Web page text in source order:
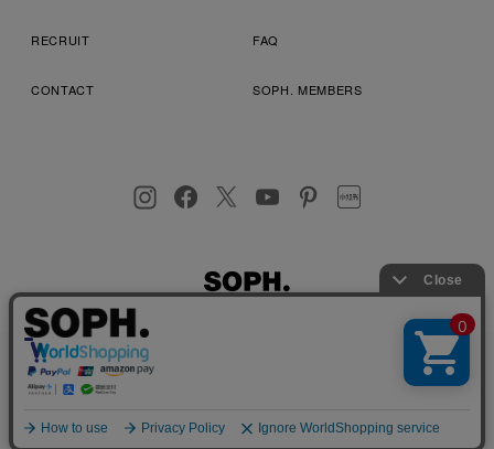
RECRUIT FAQ
CONTACT SOPH. MEMBERS
プライバシーポリシー
店舗受取サービス
お客様により良いサービスを提供するため、cookie(クッキー)を
使用することがございます。 詳しくは
プライバシーポリシーを
ご確認ください。
OK